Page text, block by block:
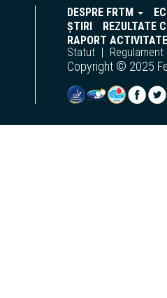
DESPRE FRTM
ȘTIRI
REZULTATE
RAPORT
Statut
Regulament
Copyright © 2025